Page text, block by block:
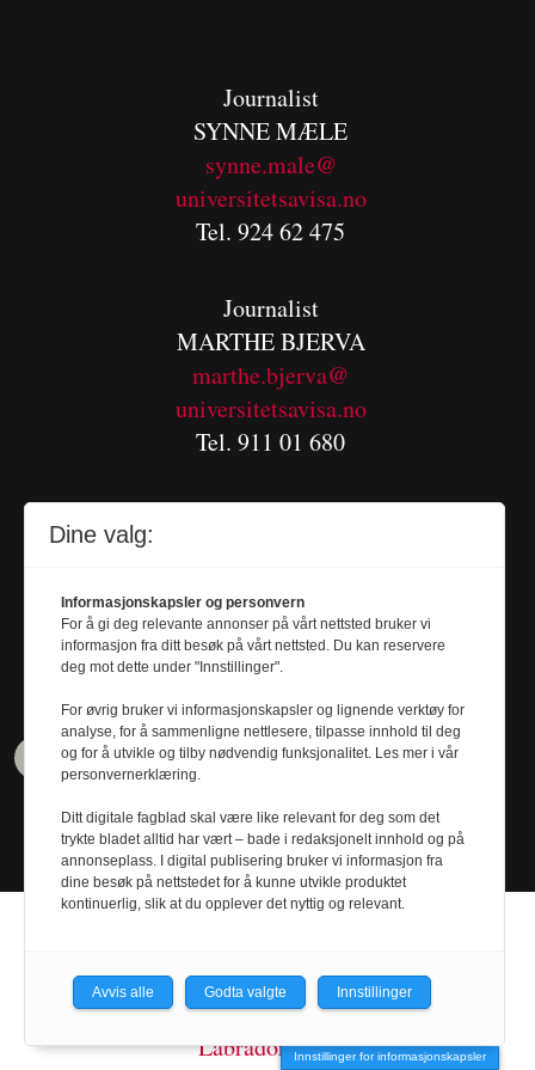
Journalist
SYNNE MÆLE
synne.male@
universitetsavisa.no
Tel. 924 62 475
Journalist
MARTHE BJERVA
marthe.bjerva@
universitetsavisa.no
Tel. 911 01 680
KRISTOFFER RAMSØY FREDRIKSEN
universitetsavisa.no
Tel. 480 55 655
Design byNordström Design- Powered by
Labrador CMSInnstillinger for informasjonskapsler
Dine valg:
Informasjonskapsler og personvern
For å gi deg relevante annonser på vårt nettsted bruker vi
informasjon fra ditt besøk på vårt nettsted. Du kan reservere
deg mot dette under "Innstillinger".
For øvrig bruker vi informasjonskapsler og lignende verktøy for
analyse, for å sammenligne nettlesere, tilpasse innhold til deg
og for å utvikle og tilby nødvendig funksjonalitet. Les mer i vår
personvernerklæring.
Ditt digitale fagblad skal være like relevant for deg som det
trykte bladet alltid har vært – bade i redaksjonelt innhold og på
annonseplass. I digital publisering bruker vi informasjon fra
dine besøk på nettstedet for å kunne utvikle produktet
kontinuerlig, slik at du opplever det nyttig og relevant.
Avvis alle Godta valgte Innstillinger